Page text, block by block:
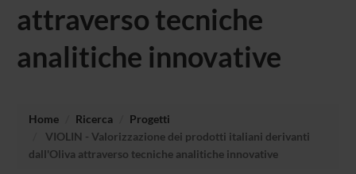
attraverso tecniche
analitiche innovative
Home Ricerca
Progetti
VIOLIN - Valorizzazione dei prodotti italiani derivanti
dall'Oliva attraverso tecniche analitiche innovative